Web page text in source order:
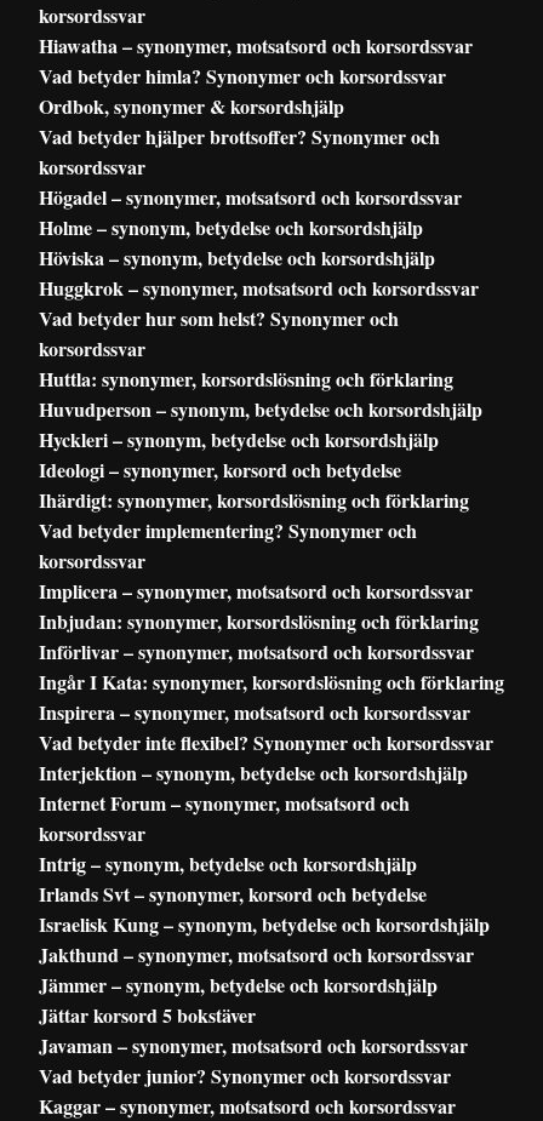
korsordssvar
Hiawatha – synonymer, motsatsord och korsordssvar
Vad betyder himla? Synonymer och korsordssvar
Ordbok, synonymer & korsordshjälp
Vad betyder hjälper brottsoffer? Synonymer och
korsordssvar
Högadel – synonymer, motsatsord och korsordssvar
Holme – synonym, betydelse och korsordshjälp
Höviska – synonym, betydelse och korsordshjälp
Huggkrok – synonymer, motsatsord och korsordssvar
Vad betyder hur som helst? Synonymer och
korsordssvar
Huttla: synonymer, korsordslösning och förklaring
Huvudperson – synonym, betydelse och korsordshjälp
Hyckleri – synonym, betydelse och korsordshjälp
Ideologi – synonymer, korsord och betydelse
Ihärdigt: synonymer, korsordslösning och förklaring
Vad betyder implementering? Synonymer och
korsordssvar
Implicera – synonymer, motsatsord och korsordssvar
Inbjudan: synonymer, korsordslösning och förklaring
Införlivar – synonymer, motsatsord och korsordssvar
Ingår I Kata: synonymer, korsordslösning och förklaring
Inspirera – synonymer, motsatsord och korsordssvar
Vad betyder inte flexibel? Synonymer och korsordssvar
Interjektion – synonym, betydelse och korsordshjälp
Internet Forum – synonymer, motsatsord och
korsordssvar
Intrig – synonym, betydelse och korsordshjälp
Irlands Svt – synonymer, korsord och betydelse
Israelisk Kung – synonym, betydelse och korsordshjälp
Jakthund – synonymer, motsatsord och korsordssvar
Jämmer – synonym, betydelse och korsordshjälp
Jättar korsord 5 bokstäver
Javaman – synonymer, motsatsord och korsordssvar
Vad betyder junior? Synonymer och korsordssvar
Kaggar – synonymer, motsatsord och korsordssvar